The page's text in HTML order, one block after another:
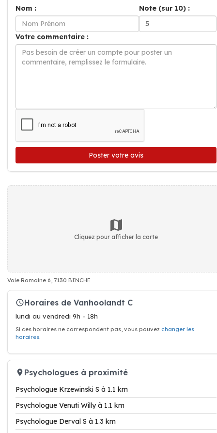
Nom :
Note (sur 10) :
Votre commentaire :
Poster votre avis
Cliquez pour afficher la carte
Voie Romaine 6, 7130 BINCHE
Horaires de Vanhoolandt C
lundi au vendredi 9h - 18h
Si ces horaires ne correspondent pas, vous pouvez changer les
horaires.
Psychologues à proximité
Psychologue Krzewinski S à 1.1 km
Psychologue Venuti Willy à 1.1 km
Psychologue Derval S à 1.3 km